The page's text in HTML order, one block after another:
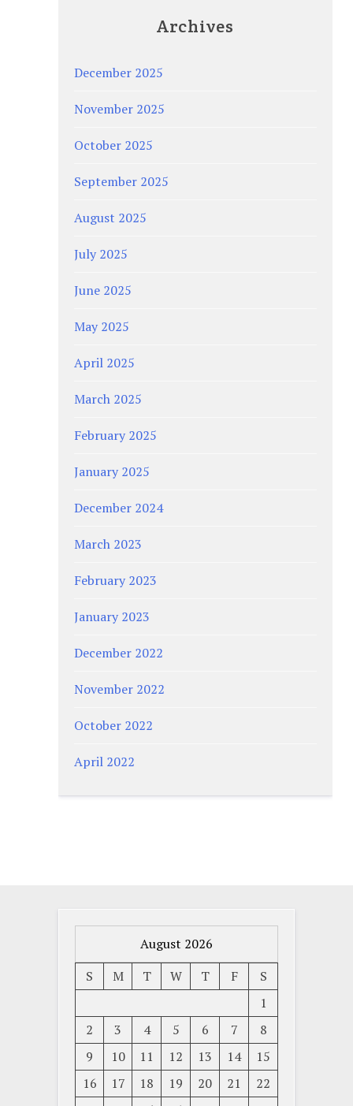
Archives
December 2025
November 2025
October 2025
September 2025
August 2025
July 2025
June 2025
May 2025
April 2025
March 2025
February 2025
January 2025
December 2024
March 2023
February 2023
January 2023
December 2022
November 2022
October 2022
April 2022
August 2026
S
M T W T F
S
1
2
3 4 5 6 7
8
9
10 11 12 13 14
15
16
17 18 19 20 21
22